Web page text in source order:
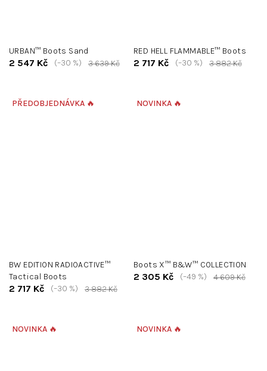
URBAN™ Boots Sand
2 547 Kč 3 639 Kč
(–30 %)
RED HELL FLAMMABLE™ Boots
2 717 Kč 3 882 Kč
(–30 %)
PŘEDOBJEDNÁVKA 🔥
BW EDITION RADIOACTIVE™
Tactical Boots
2 717 Kč 3 882 Kč
(–30 %)
NOVINKA 🔥
Boots X™ B&W™ COLLECTION
2 305 Kč 4 609 Kč
(–49 %)
NOVINKA 🔥 NOVINKA 🔥